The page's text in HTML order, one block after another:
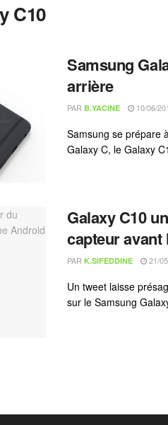
C10
Samsung
arrière
PAR B.YACINE 10/06/
Samsung se prépare
Galaxy C, le Galaxy
Galaxy C10
capteur avant
PAR K.SIFEDDINE 21/
Un tweet laisse
sur le Samsung